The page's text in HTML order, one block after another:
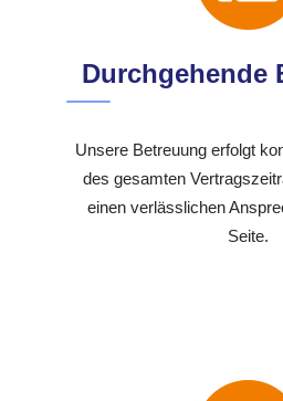
Durchgehende
Unsere Betreuung erfolgt
des gesamten
einen verlässlichen
Seite.